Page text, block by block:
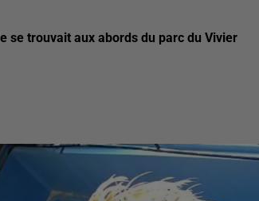
se trouvait aux abords du parc du Vivier